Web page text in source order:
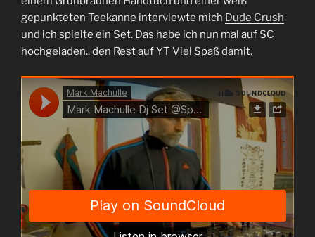
gepunkteten Teekanne interviewte mich Dude Crush
und ich spielte ein Set. Das habe ich nun mal auf SC
hochgeladen.. den Rest auf YT Viel Spaß damit.